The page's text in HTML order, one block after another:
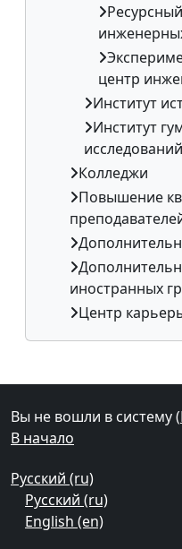
центр
Институт
Институт
Колледжи
Повышение
иностранных
Центр
Вы не вошли в систему (
В начало
Русский ‎(ru)‎
Русский ‎(ru)‎
English ‎(en)‎